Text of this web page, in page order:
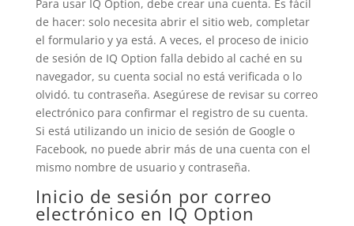
Para usar IQ Option, debe crear una cuenta. Es fácil
de hacer: solo necesita abrir el sitio web, completar
el formulario y ya está. A veces, el proceso de inicio
de sesión de IQ Option falla debido al caché en su
navegador, su cuenta social no está verificada o lo
olvidó. tu contraseña. Asegúrese de revisar su correo
electrónico para confirmar el registro de su cuenta.
Si está utilizando un inicio de sesión de Google o
Facebook, no puede abrir más de una cuenta con el
mismo nombre de usuario y contraseña.
Inicio de sesión por correo
electrónico en IQ Option